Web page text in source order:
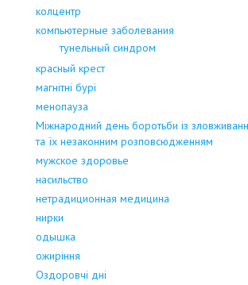
колцентр
компьютерные заболевания
тунельный синдром
красный крест
магнітні бурі
менопауза
Міжнародний день боротьби із
та їх незаконним розповсюдженням
мужское здоровье
насильство
нетрадиционная медицина
нирки
одышка
ожиріння
Оздоровчі дні